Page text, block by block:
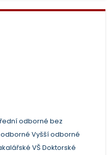
odborné bez
Vyšší odborné
VŠ Doktorské